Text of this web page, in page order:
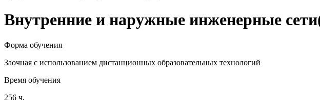
Внутренние и наружные инженерные
Форма обучения
Заочная с использованием дистанционных образовательных технологий
Время обучения
256 ч.